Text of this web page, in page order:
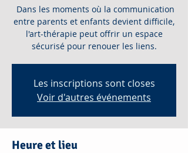
Dans les moments où la communication
entre parents et enfants devient difficile,
l'art-thérapie peut offrir un espace
sécurisé pour renouer les liens.
Les inscriptions sont closes
Voir d'autres événements
Heure et lieu